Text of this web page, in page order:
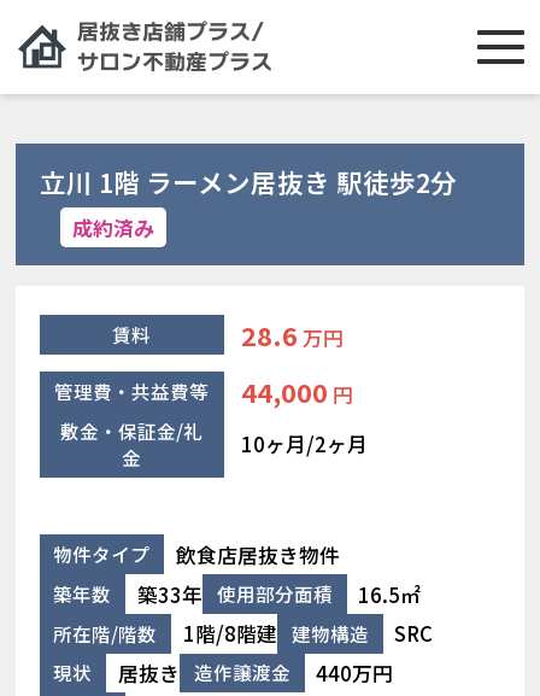
立川 1階 ラーメン居抜き 駅徒歩2分
成約済み
賃料 28.6 万円
管理費・共益費等 44,000 円
敷金・保証金/礼
金
10ヶ月/2ヶ月
物件タイプ 飲食店居抜き物件
築年数 築33年 使用部分面積 16.5㎡
所在階/階数 1階/8階建 建物構造 SRC
現状 居抜き 造作譲渡金 440万円